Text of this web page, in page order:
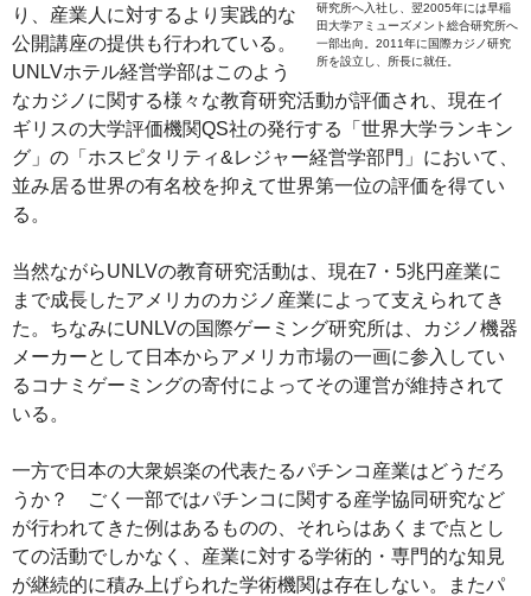
研究所へ入社し、翌2005年には早稲
田大学アミューズメント総合研究所へ
一部出向。2011年に国際カジノ研究
所を設立し、所長に就任。
り、産業人に対するより実践的な
公開講座の提供も行われている。
UNLVホテル経営学部はこのよう
なカジノに関する様々な教育研究活動が評価され、現在イ
ギリスの大学評価機関QS社の発行する「世界大学ランキン
グ」の「ホスピタリティ&レジャー経営学部門」において、
並み居る世界の有名校を抑えて世界第一位の評価を得てい
る。
当然ながらUNLVの教育研究活動は、現在7・5兆円産業に
まで成長したアメリカのカジノ産業によって支えられてき
た。ちなみにUNLVの国際ゲーミング研究所は、カジノ機器
メーカーとして日本からアメリカ市場の一画に参入してい
るコナミゲーミングの寄付によってその運営が維持されて
いる。
一方で日本の大衆娯楽の代表たるパチンコ産業はどうだろ
うか？ ごく一部ではパチンコに関する産学協同研究など
が行われてきた例はあるものの、それらはあくまで点とし
ての活動でしかなく、産業に対する学術的・専門的な知見
が継続的に積み上げられた学術機関は存在しない。またパ